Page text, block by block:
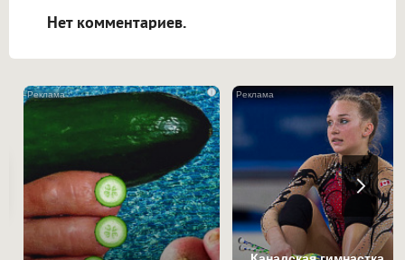
Нет комментариев.
i